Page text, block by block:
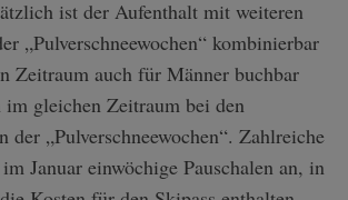
ist der Aufenthalt mit weiteren
„Pulverschneewochen“ kombinierbar
Zeitraum auch für Männer buchbar
im gleichen Zeitraum bei den
der „Pulverschneewochen“. Zahlreiche
Januar einwöchige Pauschalen an, in